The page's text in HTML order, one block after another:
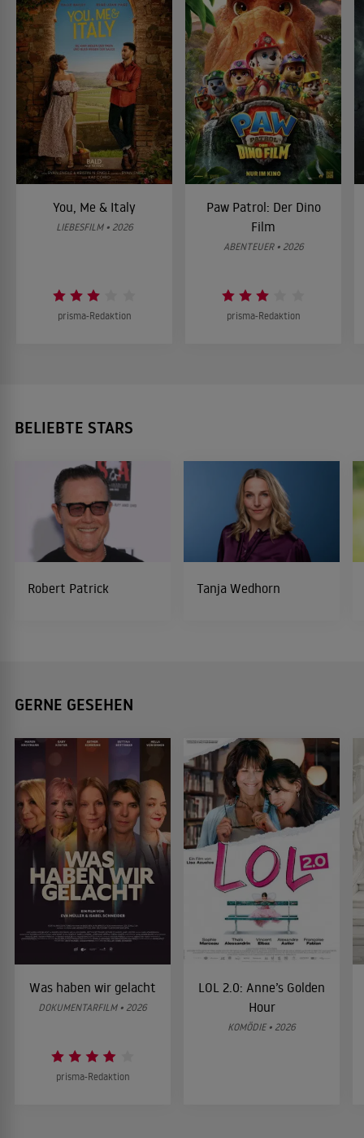
You, Me & Italy
LIEBESFILM • 2026
prisma-Redaktion
Paw Patrol: Der Dino
Film
ABENTEUER • 2026
prisma-Redaktion
BELIEBTE STARS
Robert Patrick Tanja Wedhorn
GERNE GESEHEN
Was haben wir gelacht
DOKUMENTARFILM • 2026
prisma-Redaktion
LOL 2.0: Anne’s Golden
Hour
KOMÖDIE • 2026